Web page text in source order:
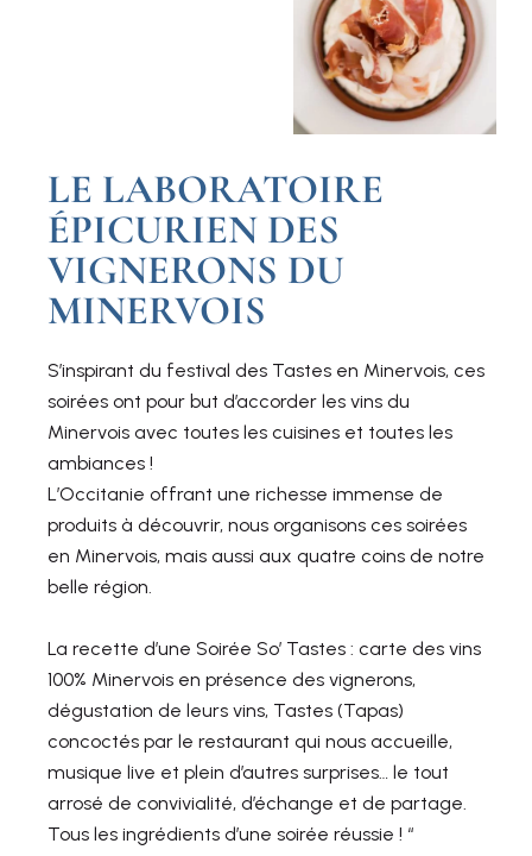
LE LABORATOIRE
ÉPICURIEN DES
VIGNERONS DU
MINERVOIS
S’inspirant du festival des Tastes en Minervois, ces
soirées ont pour but d’accorder les vins du
Minervois avec toutes les cuisines et toutes les
ambiances !
L’Occitanie offrant une richesse immense de
produits à découvrir, nous organisons ces soirées
en Minervois, mais aussi aux quatre coins de notre
belle région.
La recette d’une Soirée So’ Tastes : carte des vins
100% Minervois en présence des vignerons,
dégustation de leurs vins, Tastes (Tapas)
concoctés par le restaurant qui nous accueille,
musique live et plein d’autres surprises… le tout
arrosé de convivialité, d’échange et de partage.
Tous les ingrédients d’une soirée réussie ! “